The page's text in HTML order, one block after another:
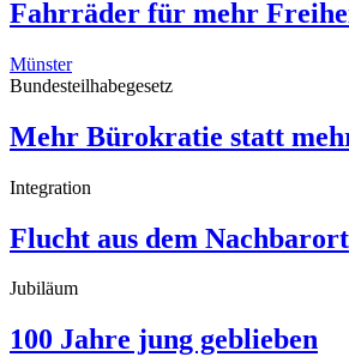
Fahrräder für mehr
Münster
Bundesteilhabegesetz
Mehr Bürokratie statt
Integration
Flucht aus dem Nachbarort
Jubiläum
100 Jahre jung geblieben